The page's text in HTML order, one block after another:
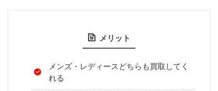
メリット
メンズ・レディースどちらも買取してく
れる